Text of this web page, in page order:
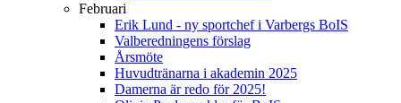
Februari
Erik Lund - ny sportchef i Varbergs BoIS
Valberedningens förslag
Årsmöte
Huvudtränarna i akademin 2025
Damerna är redo för 2025!